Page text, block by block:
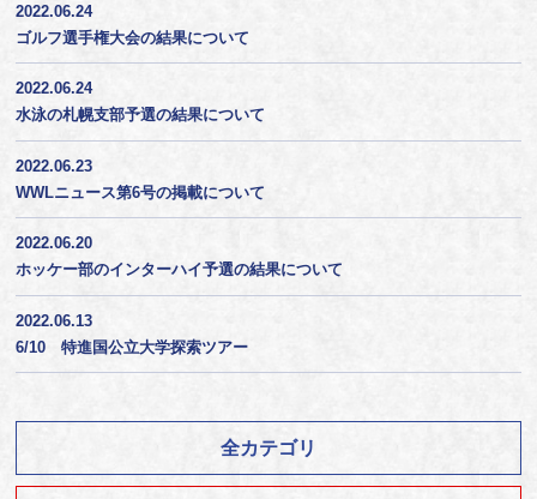
2022.06.24
ゴルフ選手権大会の結果について
2022.06.24
水泳の札幌支部予選の結果について
2022.06.23
WWLニュース第6号の掲載について
2022.06.20
ホッケー部のインターハイ予選の結果について
2022.06.13
6/10 特進国公立大学探索ツアー
全カテゴリ